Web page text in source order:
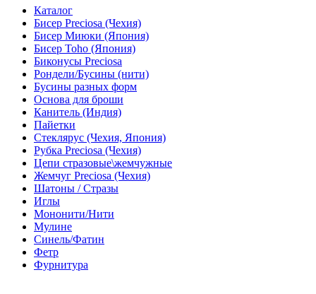
Каталог
Бисер Preciosa (Чехия)
Бисер Миюки (Япония)
Бисер Toho (Япония)
Биконусы Preciosa
Рондели/Бусины (нити)
Бусины разных форм
Основа для броши
Канитель (Индия)
Пайетки
Стеклярус (Чехия, Япония)
Рубка Preciosa (Чехия)
Цепи стразовые\жемчужные
Жемчуг Preciosa (Чехия)
Шатоны / Стразы
Иглы
Мононити/Нити
Мулине
Синель/Фатин
Фетр
Фурнитура